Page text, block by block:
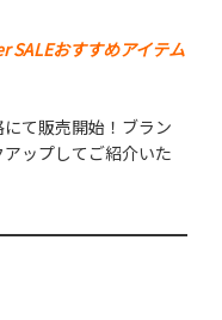
SALEおすすめアイテム
て販売開始！ブラン
ップしてご紹介いた